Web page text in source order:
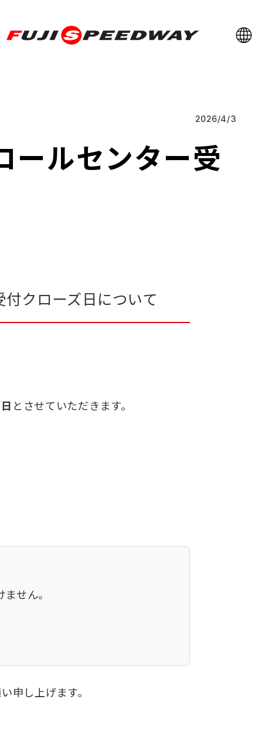
FUJI SPEEDWAY
言語選択
日本語
2026/4/3
ールセンター受
クローズ日について
とさせていただきます。
せん。
申し上げます。